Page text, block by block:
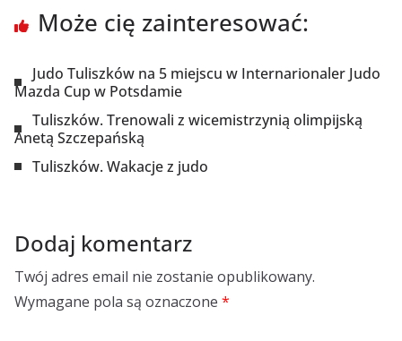
Może cię zainteresować:
Judo Tuliszków na 5 miejscu w Internarionaler Judo
Mazda Cup w Potsdamie
Tuliszków. Trenowali z wicemistrzynią olimpijską
Anetą Szczepańską
Tuliszków. Wakacje z judo
Dodaj komentarz
Twój adres email nie zostanie opublikowany.
Wymagane pola są oznaczone *